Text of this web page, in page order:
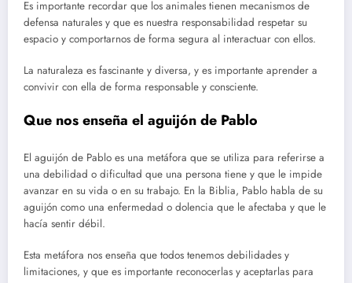
Es importante recordar que los animales tienen mecanismos de
defensa naturales y que es nuestra responsabilidad respetar su
espacio y comportarnos de forma segura al interactuar con ellos.
La naturaleza es fascinante y diversa, y es importante aprender a
convivir con ella de forma responsable y consciente.
Que nos enseña el aguijón de Pablo
El aguijón de Pablo es una metáfora que se utiliza para referirse a
una debilidad o dificultad que una persona tiene y que le impide
avanzar en su vida o en su trabajo. En la Biblia, Pablo habla de su
aguijón como una enfermedad o dolencia que le afectaba y que le
hacía sentir débil.
Esta metáfora nos enseña que todos tenemos debilidades y
limitaciones, y que es importante reconocerlas y aceptarlas para